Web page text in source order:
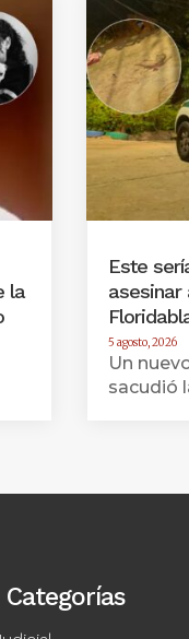
la
Este
asesinar
5 agosto, 2026
Un
sacudió
Categorías